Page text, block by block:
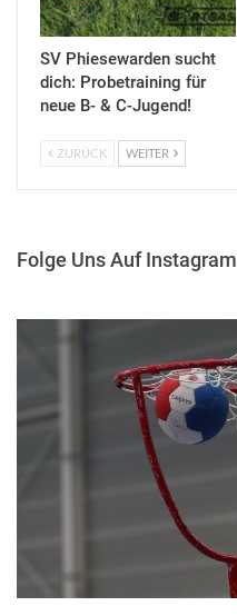
SV Phiesewarden sucht
dich: Probetraining für
neue B- & C-Jugend!
ZURÜCK WEITER
Folge Uns Auf Instagram